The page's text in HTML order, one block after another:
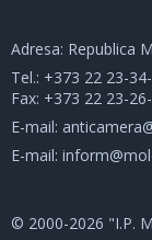
Adresa: Republica
Tel.: +373 22 23-
Fax: +373 22 23-
E-mail:
E-mail:
© 2000-2026 "I.P.